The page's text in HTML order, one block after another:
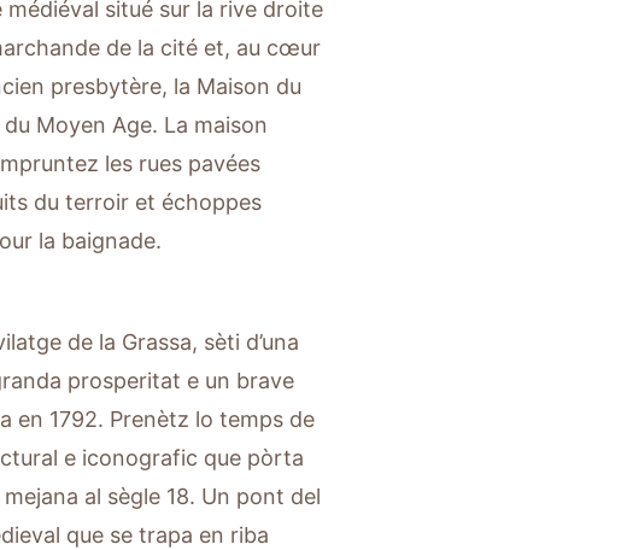
situé sur la rive droite
de la cité et, au cœur
presbytère, la Maison du
Moyen Age. La maison
les rues pavées
du terroir et échoppes
la baignade.
de la Grassa, sèti d’una
prosperitat e un brave
en 1792. Prenètz lo temps de
e iconografic que pòrta
al sègle 18. Un pont del
que se trapa en riba